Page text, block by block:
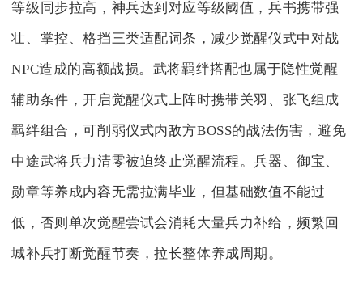
等级同步拉高，神兵达到对应等级阈值，兵书携带强
壮、掌控、格挡三类适配词条，减少觉醒仪式中对战
NPC造成的高额战损。武将羁绊搭配也属于隐性觉醒
辅助条件，开启觉醒仪式上阵时携带关羽、张飞组成
羁绊组合，可削弱仪式内敌方BOSS的战法伤害，避免
中途武将兵力清零被迫终止觉醒流程。兵器、御宝、
勋章等养成内容无需拉满毕业，但基础数值不能过
低，否则单次觉醒尝试会消耗大量兵力补给，频繁回
城补兵打断觉醒节奏，拉长整体养成周期。